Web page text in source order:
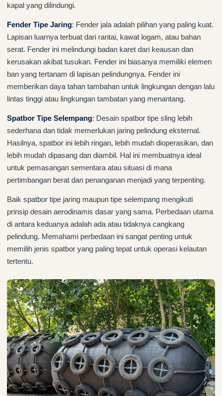
kapal yang dilindungi.
Fender Tipe Jaring: Fender jala adalah pilihan yang paling kuat.
Lapisan luarnya terbuat dari rantai, kawat logam, atau bahan
serat. Fender ini melindungi badan karet dari keausan dan
kerusakan akibat tusukan. Fender ini biasanya memiliki elemen
ban yang tertanam di lapisan pelindungnya. Fender ini
memberikan daya tahan tambahan untuk lingkungan dengan lalu
lintas tinggi atau lingkungan tambatan yang menantang.
Spatbor Tipe Selempang: Desain spatbor tipe sling lebih
sederhana dan tidak memerlukan jaring pelindung eksternal.
Hasilnya, spatbor ini lebih ringan, lebih mudah dioperasikan, dan
lebih mudah dipasang dan diambil. Hal ini membuatnya ideal
untuk pemasangan sementara atau situasi di mana
pertimbangan berat dan penanganan menjadi yang terpenting.
Baik spatbor tipe jaring maupun tipe selempang mengikuti
prinsip desain aerodinamis dasar yang sama. Perbedaan utama
di antara keduanya adalah ada atau tidaknya cangkang
pelindung. Memahami perbedaan ini sangat penting untuk
memilih jenis spatbor yang paling tepat untuk operasi kelautan
tertentu.